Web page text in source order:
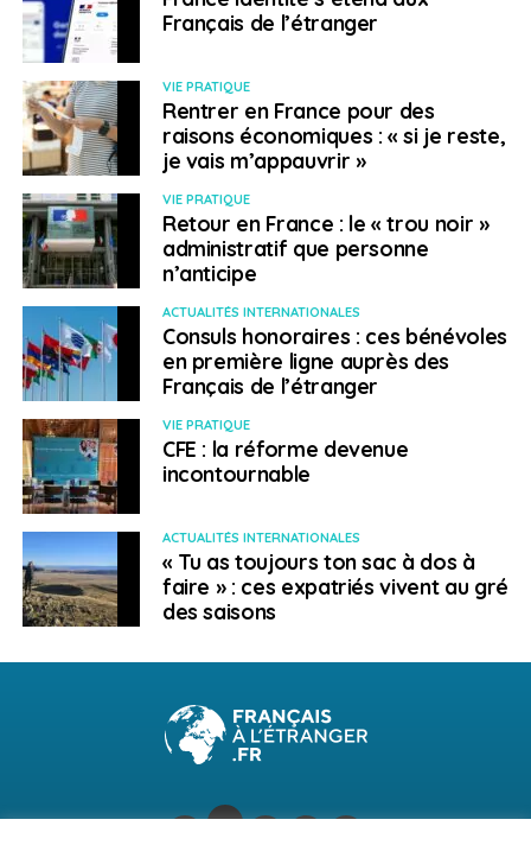
Français de l’étranger
VIE PRATIQUE
Rentrer en France pour des
raisons économiques : « si je reste,
je vais m’appauvrir »
VIE PRATIQUE
Retour en France : le « trou noir »
administratif que personne
n’anticipe
ACTUALITÉS INTERNATIONALES
Consuls honoraires : ces bénévoles
en première ligne auprès des
Français de l’étranger
VIE PRATIQUE
CFE : la réforme devenue
incontournable
ACTUALITÉS INTERNATIONALES
« Tu as toujours ton sac à dos à
faire » : ces expatriés vivent au gré
des saisons